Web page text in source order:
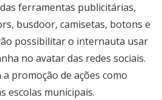
ferramentas publicitárias,
busdoor, camisetas, botons e
possibilitar o internauta usar
no avatar das redes sociais.
promoção de ações como
escolas municipais.